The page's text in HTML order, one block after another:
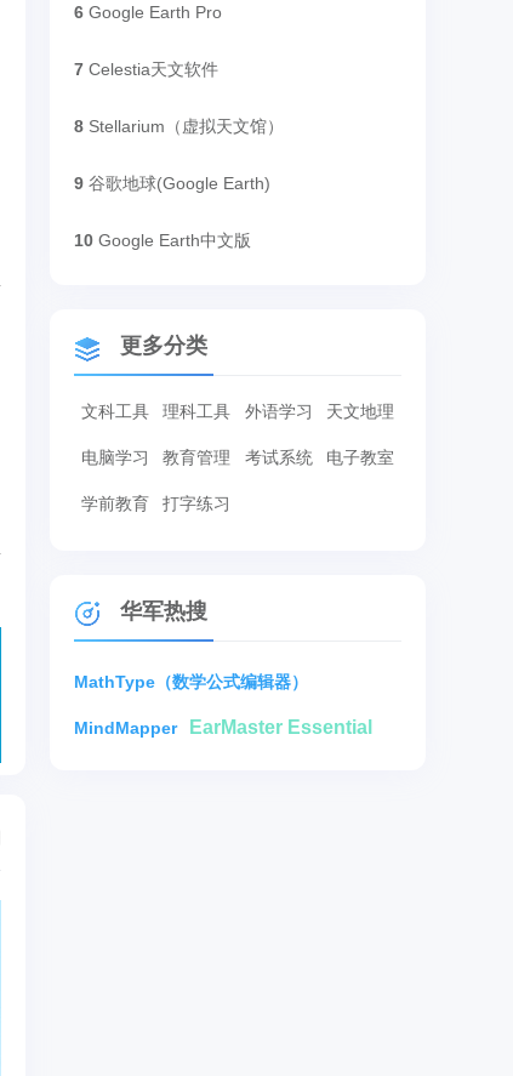
6 Google Earth Pro
7 Celestia天文软件
8 Stellarium（虚拟天文馆）
9 谷歌地球(Google Earth)
10 Google Earth中文版
更多分类
文科工具 理科工具 外语学习 天文地理
电脑学习 教育管理 考试系统 电子教室
学前教育 打字练习
华军热搜
MathType（数学公式编辑器）
MindMapper EarMaster Essential